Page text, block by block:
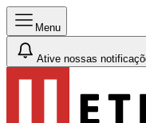
Menu
Ative nossas